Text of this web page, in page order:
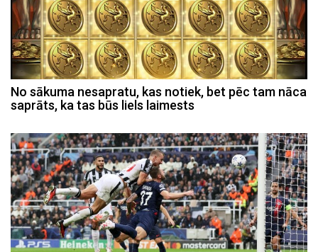
No sākuma nesapratu, kas notiek, bet pēc tam nāca
saprāts, ka tas būs liels laimests